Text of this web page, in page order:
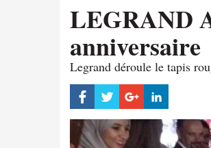
LEGRAND
anniversaire
Legrand déroule le tapis